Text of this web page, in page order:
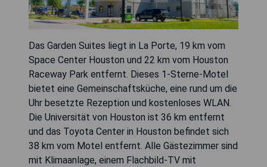
Das Garden Suites liegt in La Porte, 19 km vom
Space Center Houston und 22 km vom Houston
Raceway Park entfernt. Dieses 1-Sterne-Motel
bietet eine Gemeinschaftsküche, eine rund um die
Uhr besetzte Rezeption und kostenloses WLAN.
Die Universität von Houston ist 36 km entfernt
und das Toyota Center in Houston befindet sich
38 km vom Motel entfernt. Alle Gästezimmer sind
mit Klimaanlage, einem Flachbild-TV mit